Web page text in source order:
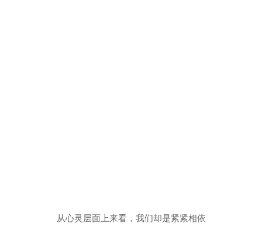
从心灵层面上来看，我们却是紧紧相依